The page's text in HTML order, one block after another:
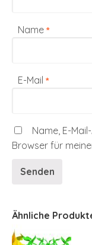
Name *
E-Mail *
Name, E-
Browser für
Ähnliche